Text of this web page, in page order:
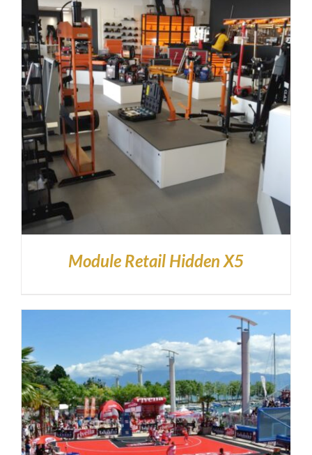
Module Retail Hidden X5